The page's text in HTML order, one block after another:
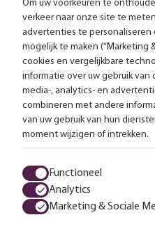
Gratis bezorging vanaf 99,-
Advies op maat
Meer dan 25.000 lampen
4.57 uit 2853
Algemene voorwaarden
Om uw voorkeuren te
verkeer naar onze site te
advertenties te personaliseren
mogelijk te maken (“Marketing
cookies en vergelijkbare
informatie over uw gebruik
media-, analytics- en
combineren met andere
van uw gebruik van hun
moment wijzigen of intrekken.
Functioneel
Analytics
Marketing & Sociale